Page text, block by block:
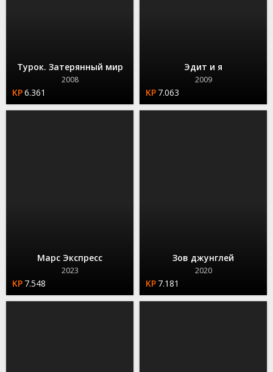
Турок. Затерянный мир
2008
6.361
Эдит и я
2009
7.063
Марс Экспресс
2023
7.548
Зов джунглей
2020
7.181